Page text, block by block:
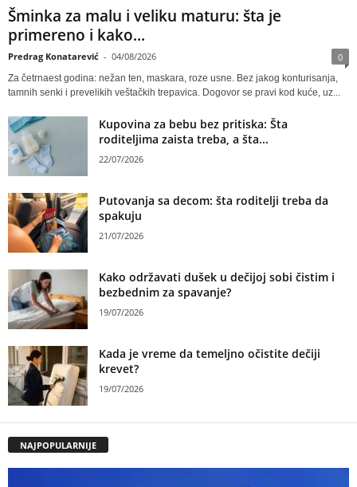
Šminka za malu i veliku maturu: šta je
primereno i kako...
Predrag Konatarević - 04/08/2026 0
Za četrnaest godina: nežan ten, maskara, roze usne. Bez jakog konturisanja,
tamnih senki i prevelikih veštačkih trepavica. Dogovor se pravi kod kuće, uz...
Kupovina za bebu bez pritiska: Šta
roditeljima zaista treba, a šta...
22/07/2026
Putovanja sa decom: šta roditelji treba da
spakuju
21/07/2026
Kako održavati dušek u dečijoj sobi čistim i
bezbednim za spavanje?
19/07/2026
Kada je vreme da temeljno očistite dečiji
krevet?
19/07/2026
NAJPOPULARNIJE